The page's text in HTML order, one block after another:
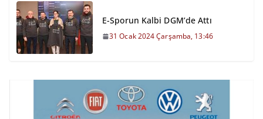
E-Sporun Kalbi DGM’de Attı
31 Ocak 2024 Çarşamba, 13:46